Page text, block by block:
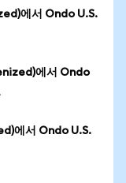
에서 Ondo U.S.
에서 Ondo
에서 Ondo U.S.